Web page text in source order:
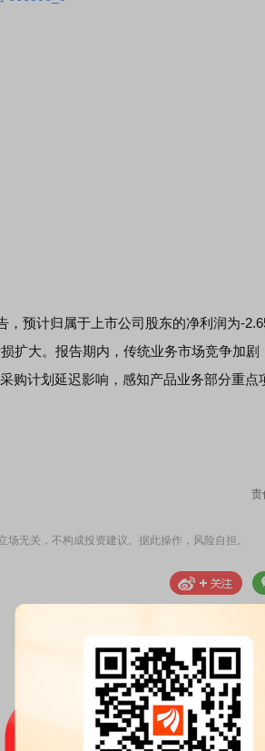
，预计归属于上市公司股东的净利润为-
扩大。报告期内，传统业务市场竞争加剧
购计划延迟影响，感知产品业务部分重点
责
无关，不构成投资建议。据此操作，风险自担。